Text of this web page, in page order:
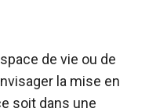
de vie ou de
la mise en
soit dans une